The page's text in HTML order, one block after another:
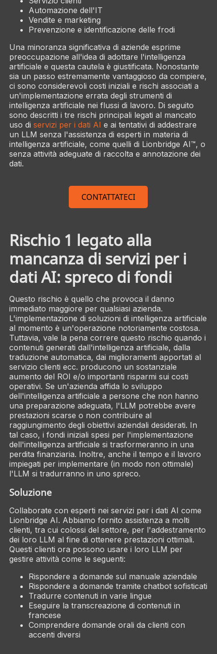
Automazione dell'IT
Vendite e marketing
Prevenzione e identificazione delle frodi
Una minoranza significativa di aziende esprime
preoccupazione all'idea di adottare l'intelligenza
artificiale e questa cautela è giustificata. Nonostante
sia un passo estremamente vantaggioso da compiere,
ci sono considerevoli costi iniziali e rischi associati a
un'implementazione errata degli strumenti di
intelligenza artificiale nei flussi di lavoro. Di seguito
sono descritti i tre rischi principali legati al mancato
uso di servizi per i dati AI e ai tentativi di addestrare
un LLM senza l'assistenza di esperti in materia di
intelligenza artificiale, come quelli di Lionbridge AI™, o
senza attività adeguate di raccolta e annotazione dei
dati.
CONTATTATECI
Rischio 1 legato alla
mancanza di servizi per i
dati AI: spreco di fondi
Questo rischio è quello che provoca il danno
immediato maggiore per qualsiasi azienda.
L'implementazione di soluzioni di intelligenza artificiale
al momento è un'operazione notoriamente costosa.
Tuttavia, vale la pena correre questo rischio quando i
contenuti generati dall'intelligenza artificiale, dalla
traduzione automatica, dai miglioramenti apportati al
servizio clienti ecc. producono un sostanziale
aumento del ROI e/o importanti risparmi sui costi
operativi. Se un'azienda affida lo sviluppo
dell'intelligenza artificiale a persone che non hanno
una preparazione adeguata, l'LLM potrebbe avere
prestazioni scarse o non contribuire al
raggiungimento degli obiettivi aziendali desiderati. In
tal caso, i fondi iniziali spesi per l'implementazione
dell'intelligenza artificiale si trasformeranno in una
perdita finanziaria. Inoltre, anche il tempo e il lavoro
impiegati per implementare (in modo non ottimale)
l'LLM si tradurranno in uno spreco.
Soluzione
Collaborate con esperti nei servizi per i dati AI come
Lionbridge AI. Abbiamo fornito assistenza a molti
clienti, tra cui colossi del settore, per l'addestramento
dei loro LLM al fine di ottenere prestazioni ottimali.
Questi clienti ora possono usare i loro LLM per
gestire attività come le seguenti:
Rispondere a domande sul manuale aziendale
Rispondere a domande tramite chatbot sofisticati
Tradurre contenuti in varie lingue
Eseguire la transcreazione di contenuti in
francese
Comprendere domande orali da clienti con
accenti diversi